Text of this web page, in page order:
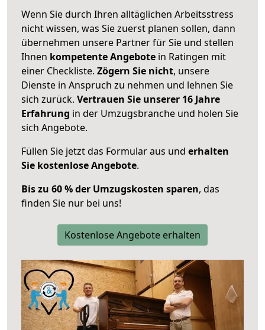
Wenn Sie durch Ihren alltäglichen Arbeitsstress
nicht wissen, was Sie zuerst planen sollen, dann
übernehmen unsere Partner für Sie und stellen
Ihnen kompetente Angebote in Ratingen mit
einer Checkliste. Zögern Sie nicht, unsere
Dienste in Anspruch zu nehmen und lehnen Sie
sich zurück. Vertrauen Sie unserer 16 Jahre
Erfahrung in der Umzugsbranche und holen Sie
sich Angebote.
Füllen Sie jetzt das Formular aus und erhalten
Sie kostenlose Angebote.
Bis zu 60 % der Umzugskosten sparen, das
finden Sie nur bei uns!
Kostenlose Angebote erhalten